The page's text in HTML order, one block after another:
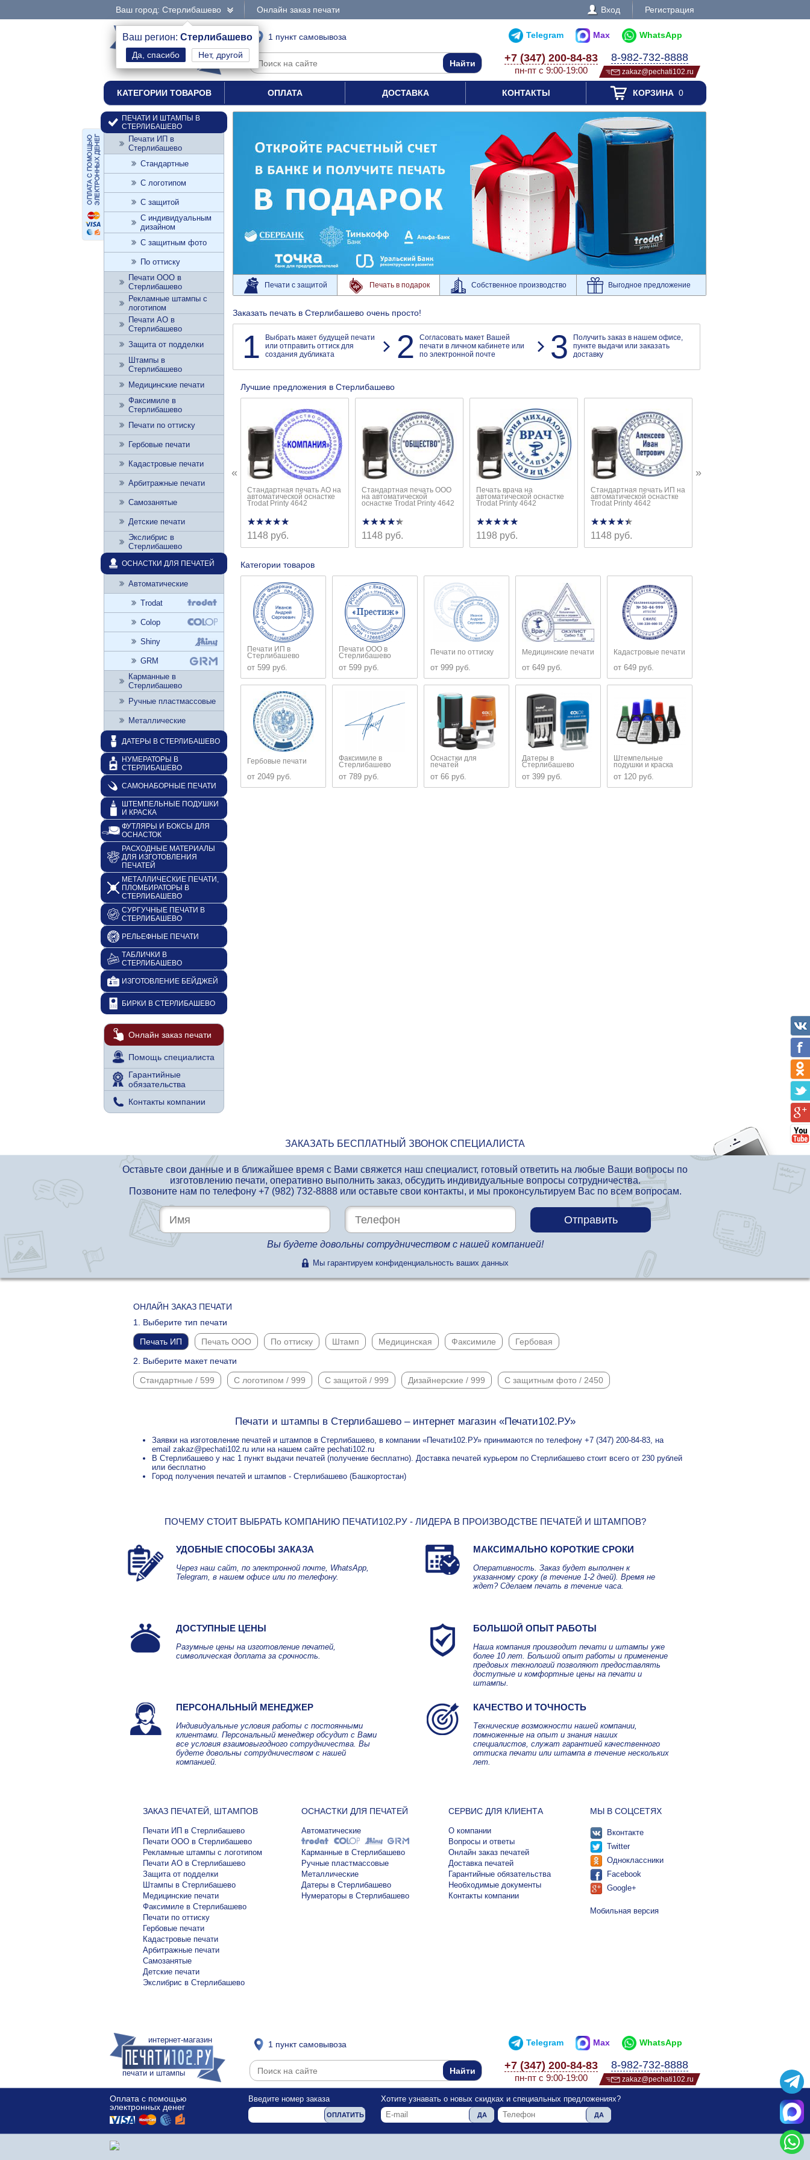
Ваш город: Стерлибашево
Ваш регион: Стерлибашево
Нет, другой
Онлайн заказ печати Вход Регистрация
интернет-магазин 1 пункт самовывоза Telegram Max WhatsApp
+7 (347) 200-84-83
пн-пт с 9:00-19:00
8-982-732-8888
zakaz@pechati102.ru
КАТЕГОРИИ ТОВАРОВ ОПЛАТА ДОСТАВКА КОНТАКТЫ КОРЗИНА0
Печати с защитой Печать в подарок Собственное производство Выгодное предложение
Заказать печать в Стерлибашево очень просто!
1
Выбрать макет будущей печати
или отправить оттиск для
создания дубликата
2
Согласовать макет Вашей
печати в личном кабинете или
по электронной почте
3
Получить заказ в нашем офисе,
пункте выдачи или заказать
доставку
Лучшие предложения в Стерлибашево
Стандартная печать АО на
автоматической оснастке
Trodat Printy 4642
★★★★★
★★★★★
1148 руб.
Стандартная печать ООО
на автоматической
оснастке Trodat Printy 4642
★★★★★
★★★★★
1148 руб.
Печать врача на
автоматической оснастке
Trodat Printy 4642
★★★★★
★★★★★
1198 руб.
Стандартная печать ИП на
автоматической оснастке
Trodat Printy 4642
★★★★★
★★★★★
1148 руб.
« »
Категории товаров
Печати ИП в
Стерлибашево
от 599 руб.
Печати ООО в
Стерлибашево
от 599 руб.
Печати по оттиску
от 999 руб.
Медицинские печати
от 649 руб.
Кадастровые печати
от 649 руб.
Гербовые печати
от 2049 руб.
Факсимиле в
Стерлибашево
от 789 руб.
Оснастки для
печатей
от 66 руб.
Датеры в
Стерлибашево
от 399 руб.
Штемпельные
подушки и краска
от 120 руб.
ПЕЧАТИ И ШТАМПЫ В
СТЕРЛИБАШЕВО
Печати ИП в
Стерлибашево
Стандартные
С логотипом
С защитой
С индивидуальным
дизайном
С защитным фото
По оттиску
Печати ООО в
Стерлибашево
Рекламные штампы с
логотипом
Печати АО в
Стерлибашево
Защита от подделки
Штампы в
Стерлибашево
Медицинские печати
Факсимиле в
Стерлибашево
Печати по оттиску
Гербовые печати
Кадастровые печати
Арбитражные печати
Самозанятые
Детские печати
Экслибрис в
Стерлибашево
ОСНАСТКИ ДЛЯ ПЕЧАТЕЙ
Автоматические
Trodat
Colop
Shiny
GRM
Карманные в
Стерлибашево
Ручные пластмассовые
Металлические
ДАТЕРЫ В СТЕРЛИБАШЕВО
НУМЕРАТОРЫ В
СТЕРЛИБАШЕВО
САМОНАБОРНЫЕ ПЕЧАТИ
ШТЕМПЕЛЬНЫЕ ПОДУШКИ
И КРАСКА
ФУТЛЯРЫ И БОКСЫ ДЛЯ
ОСНАСТОК
РАСХОДНЫЕ МАТЕРИАЛЫ
ДЛЯ ИЗГОТОВЛЕНИЯ
ПЕЧАТЕЙ
МЕТАЛЛИЧЕСКИЕ ПЕЧАТИ,
ПЛОМБИРАТОРЫ В
СТЕРЛИБАШЕВО
СУРГУЧНЫЕ ПЕЧАТИ В
СТЕРЛИБАШЕВО
РЕЛЬЕФНЫЕ ПЕЧАТИ
ТАБЛИЧКИ В
СТЕРЛИБАШЕВО
ИЗГОТОВЛЕНИЕ БЕЙДЖЕЙ
БИРКИ В СТЕРЛИБАШЕВО
Онлайн заказ печати
Помощь специалиста
Гарантийные
обязательства
Контакты компании
ЗАКАЗАТЬ БЕСПЛАТНЫЙ ЗВОНОК СПЕЦИАЛИСТА
Оставьте свои данные и в ближайшее время с Вами свяжется наш специалист, готовый ответить на любые Ваши вопросы по
изготовлению печати, оперативно выполнить заказ, обсудить индивидуальные вопросы сотрудничества.
Позвоните нам по телефону +7 (982) 732-8888или оставьте свои контакты, и мы проконсультируем Вас по всем вопросам.
Вы будете довольны сотрудничеством с нашей компанией!
Мы гарантируем конфиденциальность ваших данных
ОНЛАЙН ЗАКАЗ ПЕЧАТИ
1. Выберите тип печати
Печать ИП
Печать ООО По оттиску Штамп Медицинская Факсимиле
Гербовая
2. Выберите макет печати
Стандартные / 599
С логотипом / 999 С защитой / 999 Дизайнерские / 999 С защитным фото / 2450
Печати и штампы в Стерлибашево – интернет магазин «Печати102.РУ»
Заявки на изготовление печатей и штампов в Стерлибашево, в компании «Печати102.РУ» принимаются по телефону +7 (347) 200-84-83, на
email zakaz@pechati102.ru или на нашем сайте pechati102.ru
В Стерлибашево у нас 1 пункт выдачи печатей (получение бесплатно). Доставка печатей курьером по Стерлибашево стоит всего от 230 рублей
или бесплатно
Город получения печатей и штампов - Стерлибашево (Башкортостан)
ПОЧЕМУ СТОИТ ВЫБРАТЬ КОМПАНИЮ ПЕЧАТИ102.РУ - ЛИДЕРА В ПРОИЗВОДСТВЕ ПЕЧАТЕЙ И ШТАМПОВ?
УДОБНЫЕ СПОСОБЫ ЗАКАЗА
Через наш сайт, по электронной почте, WhatsApp,
Telegram, в нашем офисе или по телефону.
МАКСИМАЛЬНО КОРОТКИЕ СРОКИ
Оперативность. Заказ будет выполнен к
указанному сроку (в течение 1-2 дней). Время не
ждет? Сделаем печать в течение часа.
ДОСТУПНЫЕ ЦЕНЫ
Разумные цены на изготовление печатей,
символическая доплата за срочность.
БОЛЬШОЙ ОПЫТ РАБОТЫ
Наша компания производит печати и штампы уже
более 10 лет. Большой опыт работы и применение
предовых технологий позволяют предоставлять
доступные и комфортные цены на печати и
штампы.
ПЕРСОНАЛЬНЫЙ МЕНЕДЖЕР
Индивидуальные условия работы с постоянными
клиентами. Персональный менеджер обсудит с Вами
все условия взаимовыгодного сотрудничества. Вы
будете довольны сотрудничеством с нашей
компанией.
КАЧЕСТВО И ТОЧНОСТЬ
Технические возможности нашей компании,
помноженные на опыт и знания наших
специалистов, служат гарантией качественного
оттиска печати или штампа в течение нескольких
лет.
ЗАКАЗ ПЕЧАТЕЙ, ШТАМПОВ
Печати ИП в Стерлибашево
Печати ООО в Стерлибашево
Рекламные штампы с логотипом
Печати АО в Стерлибашево
Защита от подделки
Штампы в Стерлибашево
Медицинские печати
Факсимиле в Стерлибашево
Печати по оттиску
Гербовые печати
Кадастровые печати
Арбитражные печати
Самозанятые
Детские печати
Экслибрис в Стерлибашево
ОСНАСТКИ ДЛЯ ПЕЧАТЕЙ
Автоматические
Карманные в Стерлибашево
Ручные пластмассовые
Металлические
Датеры в Стерлибашево
Нумераторы в Стерлибашево
СЕРВИС ДЛЯ КЛИЕНТА
О компании
Вопросы и ответы
Онлайн заказ печатей
Доставка печатей
Гарантийные обязательства
Необходимые документы
Контакты компании
МЫ В СОЦСЕТЯХ
Вконтакте
Twitter
Одноклассники
Facebook
Google+
Мобильная версия
интернет-магазин
печати и штампы
1 пункт самовывоза Telegram Max WhatsApp
+7 (347) 200-84-83
пн-пт с 9:00-19:00
8-982-732-8888
zakaz@pechati102.ru
Оплата с помощью
электронных денег
Введите номер заказа Хотите узнавать о новых скидках и специальных предложениях?